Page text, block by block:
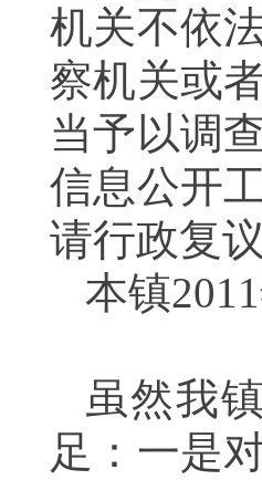
机关不依
察机关或
当予以调
信息公开
请行政复
本镇2011
虽然我
足：一是